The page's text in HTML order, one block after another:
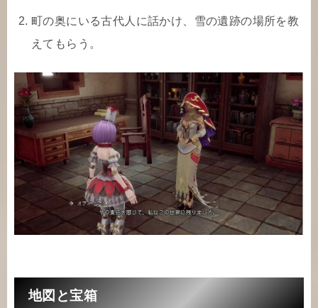
町の奥にいる古代人に話かけ、雪の遺跡の場所を教
えてもらう。
地図と宝箱